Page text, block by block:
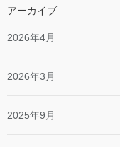
アーカイブ
2026年4月
2026年3月
2025年9月